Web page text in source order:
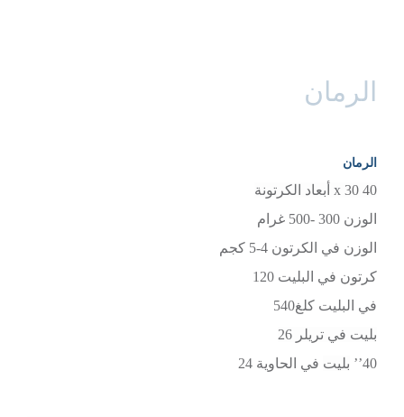
الرمان
الرمان
40 x 30
أبعاد الكرتونة
الوزن 300 -500 غرام
الوزن في الكرتون 4-5 كجم
كرتون في البليت
في البليت كلغ540
بليت في تريلر
40’’
بليت في الحاوية